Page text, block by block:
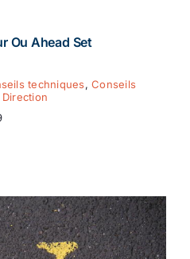
Ou Ahead Set
techniques,Conseils